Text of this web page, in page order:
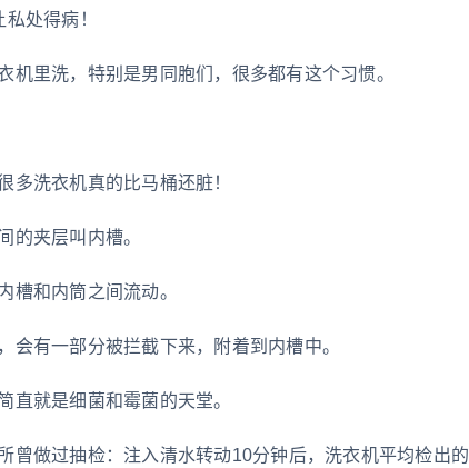
处得病！
机里洗，特别是男同胞们，很多都有这个习惯。
多洗衣机真的比马桶还脏！
的夹层叫内槽。
槽和内筒之间流动。
有一部分被拦截下来，附着到内槽中。
直就是细菌和霉菌的天堂。
曾做过抽检：注入清水转动10分钟后，洗衣机平均检出的